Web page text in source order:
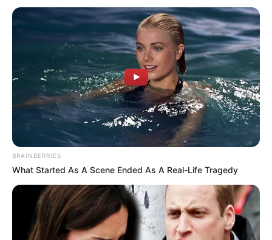
BRAINBERRIES
What Started As A Scene Ended As A Real-Life Tragedy